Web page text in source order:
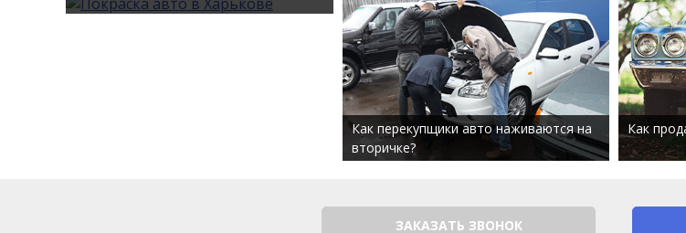
Как перекупщики авто наживаются на
вторичке?
Как
ЗАКАЗАТЬ ЗВОНОК